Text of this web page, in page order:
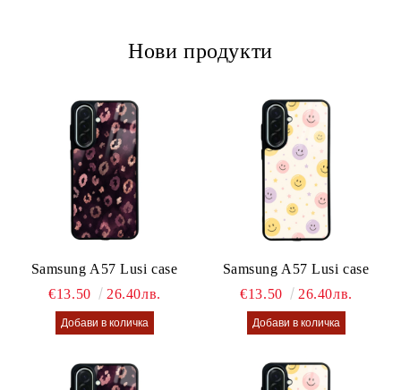
Нови продукти
Samsung A57 Lusi case
€13.50
26.40лв.
Samsung A57 Lusi case
€13.50
26.40лв.